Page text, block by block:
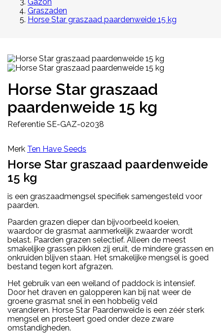
Graszaden
Horse Star graszaad paardenweide 15 kg
Horse Star graszaad
paardenweide 15 kg
Referentie SE-GAZ-02038
Merk Ten Have Seeds
Horse Star graszaad paardenweide
15 kg
is een graszaadmengsel specifiek samengesteld voor
paarden.
Paarden grazen dieper dan bijvoorbeeld koeien,
waardoor de grasmat aanmerkelijk zwaarder wordt
belast. Paarden grazen selectief. Alleen de meest
smakelijke grassen pikken zij eruit, de mindere grassen en
onkruiden blijven staan. Het smakelijke mengsel is goed
bestand tegen kort afgrazen.
Het gebruik van een weiland of paddock is intensief.
Door het draven en galopperen kan bij nat weer de
groene grasmat snel in een hobbelig veld
veranderen. Horse Star Paardenweide is een zéér sterk
mengsel en presteert goed onder deze zware
omstandigheden.